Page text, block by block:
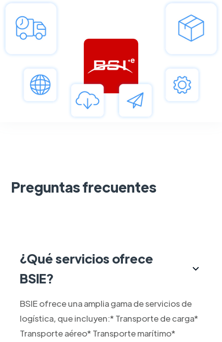
Preguntas frecuentes
¿Qué servicios ofrece
BSIE?
BSIE ofrece una amplia gama de servicios de
logística, que incluyen:* Transporte de carga*
Transporte aéreo* Transporte marítimo*